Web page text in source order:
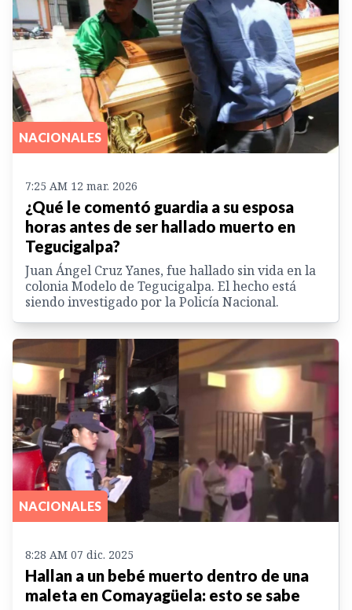
NACIONALES
7:25 AM 12 mar. 2026
¿Qué le comentó guardia a su esposa
horas antes de ser hallado muerto en
Tegucigalpa?
Juan Ángel Cruz Yanes, fue hallado sin vida en la
colonia Modelo de Tegucigalpa. El hecho está
siendo investigado por la Policía Nacional.
NACIONALES
8:28 AM 07 dic. 2025
Hallan a un bebé muerto dentro de una
maleta en Comayagüela: esto se sabe